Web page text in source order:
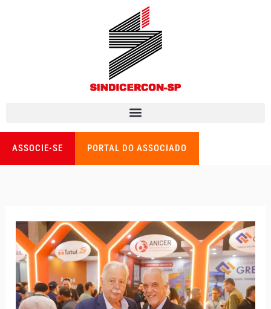
ASSOCIE-SE PORTAL DO ASSOCIADO